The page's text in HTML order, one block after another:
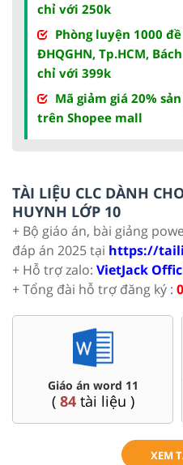
chỉ với 250k
Phòng luyện 1000
ĐHQGHN, Tp.HCM,
chỉ với 399k
Mã giảm giá 20%
trên Shopee mall
TÀI LIỆU CLC DÀNH
HUYNH LỚP 10
+ Bộ giáo án, bài giảng
đáp án 2025 tại https://
+ Hỗ trợ zalo: VietJack
+ Tổng đài hỗ trợ đăng ký :
Giáo án word 11
( 84tài liệu )
XEM